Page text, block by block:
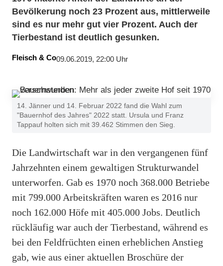
Bevölkerung noch 23 Prozent aus, mittlerweile
sind es nur mehr gut vier Prozent. Auch der
Tierbestand ist deutlich gesunken.
Fleisch & Co09.06.2019, 22:00 Uhr
14. Jänner und 14. Februar 2022 fand die Wahl zum
"Bauernhof des Jahres" 2022 statt. Ursula und Franz
Tappauf holten sich mit 39.462 Stimmen den Sieg.
Die Landwirtschaft war in den vergangenen fünf
Jahrzehnten einem gewaltigen Strukturwandel
unterworfen. Gab es 1970 noch 368.000 Betriebe
mit 799.000 Arbeitskräften waren es 2016 nur
noch 162.000 Höfe mit 405.000 Jobs. Deutlich
rückläufig war auch der Tierbestand, während es
bei den Feldfrüchten einen erheblichen Anstieg
gab, wie aus einer aktuellen Broschüre der